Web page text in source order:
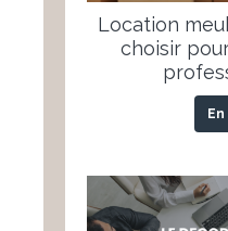
Location
choisir